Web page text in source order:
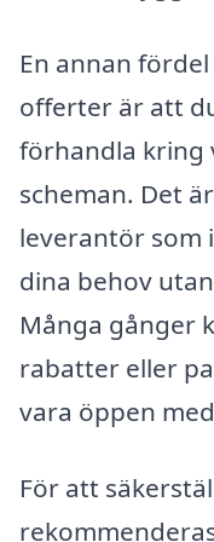
En annan
offerter är att
förhandla kring
scheman. Det
leverantör som
dina behov
Många gånger
rabatter eller
vara öppen
För att